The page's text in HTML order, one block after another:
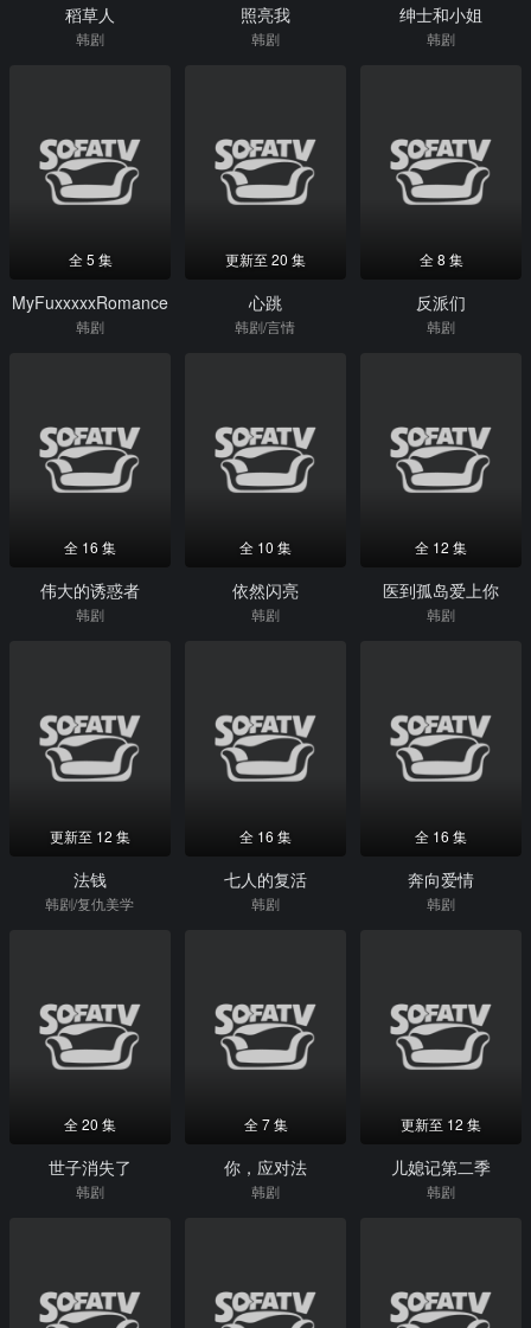
稻草人
韩剧
照亮我
韩剧
绅士和小姐
韩剧
全 5 集
MyFuxxxxxRomance
韩剧
更新至 20 集
心跳
韩剧/言情
全 8 集
反派们
韩剧
全 16 集
伟大的诱惑者
韩剧
全 10 集
依然闪亮
韩剧
全 12 集
医到孤岛爱上你
韩剧
更新至 12 集
法钱
韩剧/复仇美学
全 16 集
七人的复活
韩剧
全 16 集
奔向爱情
韩剧
全 20 集
世子消失了
韩剧
全 7 集
你，应对法
韩剧
更新至 12 集
儿媳记第二季
韩剧